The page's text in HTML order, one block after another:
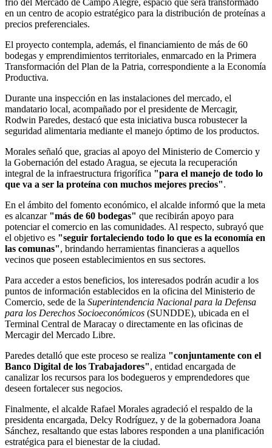
frío del Mercado de Campo Alegre, espacio que será transformado
en un centro de acopio estratégico para la distribución de proteínas a
precios preferenciales.
El proyecto contempla, además, el financiamiento de más de 60
bodegas y emprendimientos territoriales, enmarcado en la Primera
Transformación del Plan de la Patria, correspondiente a la Economía
Productiva.
Durante una inspección en las instalaciones del mercado, el
mandatario local, acompañado por el presidente de Mercagir,
Rodwin Paredes, destacó que esta iniciativa busca robustecer la
seguridad alimentaria mediante el manejo óptimo de los productos.
Morales señaló que, gracias al apoyo del Ministerio de Comercio y
la Gobernación del estado Aragua, se ejecuta la recuperación
integral de la infraestructura frigorífica "para el manejo de todo lo
que va a ser la proteína con muchos mejores precios".
En el ámbito del fomento económico, el alcalde informó que la meta
es alcanzar"más de 60 bodegas" que recibirán apoyo para
potenciar el comercio en las comunidades. Al respecto, subrayó que
el objetivo es "seguir fortaleciendo todo lo que es la economía en
las comunas", brindando herramientas financieras a aquellos
vecinos que poseen establecimientos en sus sectores.
Para acceder a estos beneficios, los interesados podrán acudir a los
puntos de información establecidos en la oficina del Ministerio de
Comercio, sede de la Superintendencia Nacional para la Defensa
para los Derechos Socioeconómicos (SUNDDE), ubicada en el
Terminal Central de Maracay o directamente en las oficinas de
Mercagir del Mercado Libre.
Paredes detalló que este proceso se realiza "conjuntamente con el
Banco Digital de los Trabajadores", entidad encargada de
canalizar los recursos para los bodegueros y emprendedores que
deseen fortalecer sus negocios.
Finalmente, el alcalde Rafael Morales agradeció el respaldo de la
presidenta encargada, Delcy Rodríguez, y de la gobernadora Joana
Sánchez, resaltando que estas labores responden a una planificación
estratégica para el bienestar de la ciudad.